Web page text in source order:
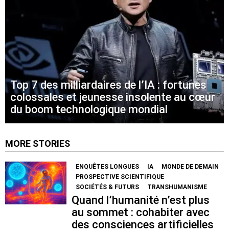
Top 7 des milliardaires de l’IA : fortunes
colossales et jeunesse insolente au cœur
du boom technologique mondial
MORE STORIES
ENQUÊTES LONGUES IA
MONDE DE DEMAIN
PROSPECTIVE SCIENTIFIQUE
SOCIÉTÉS & FUTURS
TRANSHUMANISME
Quand l’humanité n’est plus
au sommet : cohabiter avec
des consciences artificielles